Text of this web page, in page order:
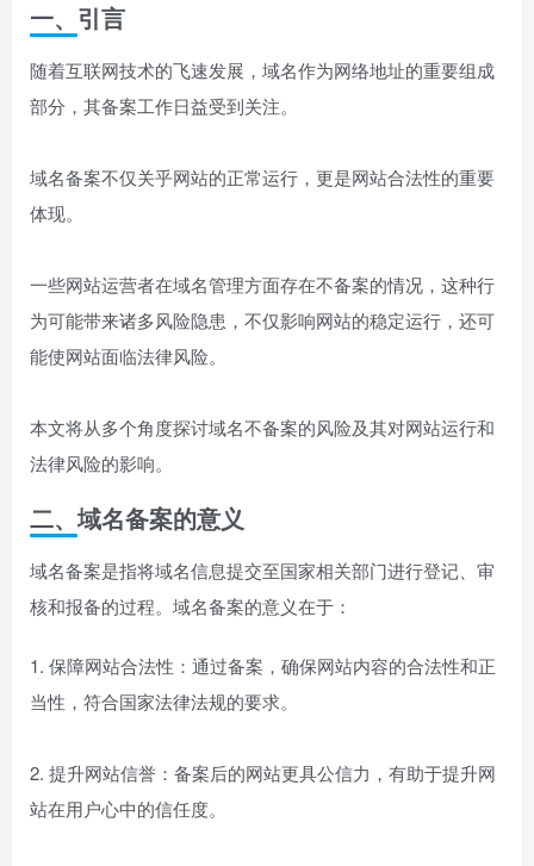
一、引言
随着互联网技术的飞速发展，域名作为网络地址的重要组成
部分，其备案工作日益受到关注。
域名备案不仅关乎网站的正常运行，更是网站合法性的重要
体现。
一些网站运营者在域名管理方面存在不备案的情况，这种行
为可能带来诸多风险隐患，不仅影响网站的稳定运行，还可
能使网站面临法律风险。
本文将从多个角度探讨域名不备案的风险及其对网站运行和
法律风险的影响。
二、域名备案的意义
域名备案是指将域名信息提交至国家相关部门进行登记、审
核和报备的过程。域名备案的意义在于：
1. 保障网站合法性：通过备案，确保网站内容的合法性和正
当性，符合国家法律法规的要求。
2. 提升网站信誉：备案后的网站更具公信力，有助于提升网
站在用户心中的信任度。